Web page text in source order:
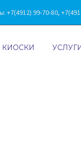
+7(4912) 99-70-80,
КИОСКИ